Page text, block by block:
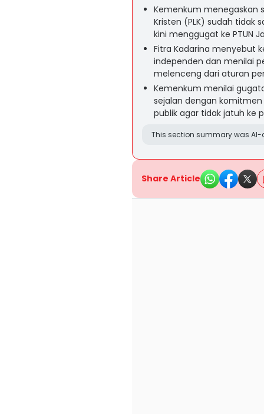
Kemenkum menegaskan
Kristen (PLK) sudah tidak
kini menggugat ke PTUN
Fitra Kadarina menyebut
independen dan menilai
melenceng dari aturan
Kemenkum menilai
sejalan dengan
publik agar tidak jatuh ke
This section summary was
Share Article